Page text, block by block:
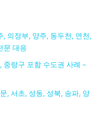
의정부, 양주, 동두천, 연천,
문 대응
랑구 포함 수도권 사례 –
, 서초, 성동, 성북, 송파, 양